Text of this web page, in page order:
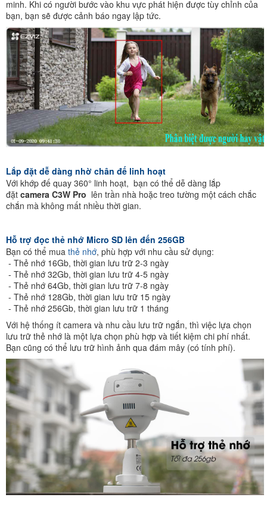
minh. Khi có người bước vào khu vực phát hiện được tùy chỉnh của
bạn, bạn sẽ được cảnh báo ngay lập tức.
Lắp đặt dễ dàng nhờ chân đế linh hoạt
Với khớp đế quay 360° linh hoạt, bạn có thể dễ dàng lắp
đặt camera C3W Pro lên trần nhà hoặc treo tường một cách chắc
chắn mà không mất nhiều thời gian.
Hỗ trợ đọc thẻ nhớ Micro SD lên đến 256GB
Bạn có thể mua thẻ nhớ, phù hợp với nhu cầu sử dụng:
- Thẻ nhớ 16Gb, thời gian lưu trữ 2-3 ngày
- Thẻ nhớ 32Gb, thời gian lưu trữ 4-5 ngày
- Thẻ nhớ 64Gb, thời gian lưu trữ 7-8 ngày
- Thẻ nhớ 128Gb, thời gian lưu trữ 15 ngày
- Thẻ nhớ 256Gb, thời gian lưu trữ 1 tháng
Với hệ thống ít camera và nhu cầu lưu trữ ngắn, thì việc lựa chọn
lưu trữ thẻ nhớ là một lựa chọn phù hợp và tiết kiệm chi phí nhất.
Bạn cũng có thể lưu trữ hình ảnh qua đám mây (có tính phí).